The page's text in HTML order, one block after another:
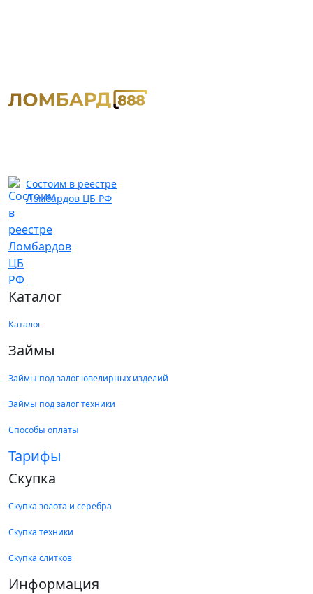
Состоим в реестре
Ломбардов ЦБ РФ
Каталог
Каталог
Займы
Займы под залог ювелирных изделий
Займы под залог техники
Способы оплаты
Тарифы
Скупка
Скупка золота и серебра
Скупка техники
Скупка слитков
Информация